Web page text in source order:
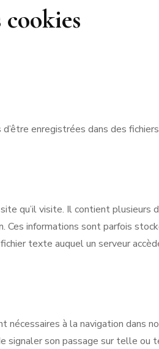
enregistrées dans des
qu’il visite. Il contient plusieurs
informations sont parfois
texte auquel un serveur
à la navigation dans
signaler son passage sur telle